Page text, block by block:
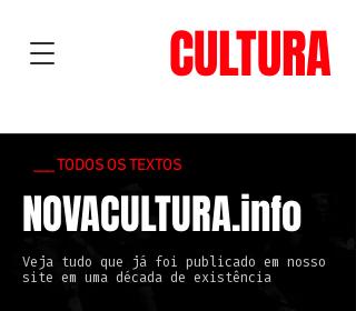
CULTURA
___ TODOS OS TEXTOS
NOVACULTURA.info
Veja tudo que já foi publicado em nosso
site em uma década de existência